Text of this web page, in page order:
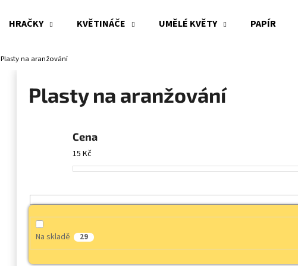
HRAČKY KVĚTINÁČE UMĚLÉ KVĚTY PAPÍR
Plasty na aranžování
Plasty na aranžování
Cena
15 Kč
Na skladě 29
Co potřebujete najít?
Doporučujeme